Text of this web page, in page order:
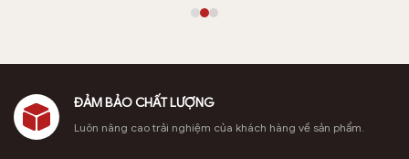
ĐẢM BẢO CHẤT LƯỢNG
Luôn nâng cao trải nghiệm của khách hàng về sản phẩm.